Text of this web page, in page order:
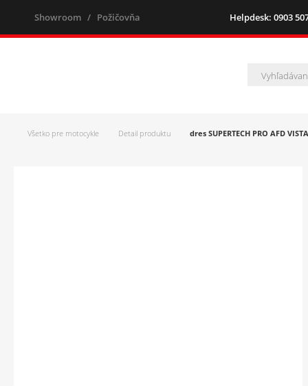
Showroom / Požičovňa Helpdesk: 0903
Všetko pre motocykle Detail produktu dres SUPERTECH PRO AFD